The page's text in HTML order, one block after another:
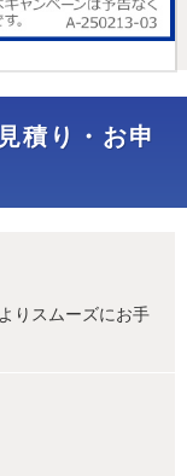
積り・お申
りスムーズにお手